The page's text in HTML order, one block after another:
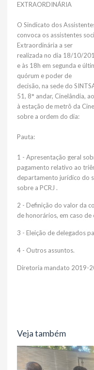
EXTRAORDINÁRIA
O Sindicato dos
convoca os assistentes
Extraordinária a ser
realizada no dia 18/10/
e às 18h em segunda e
quórum e poder de
decisão, na sede do
51, 8° andar, Cinelândia,
à estação de metrô da
sobre a ordem do dia:
Pauta:
1 - Apresentação geral
pagamento relativo ao
departamento jurídico do
sobre a PCRJ .
2 - Definição do valor da
de honorários, em caso de
3 - Eleição de delegados
4 - Outros assuntos.
Diretoria mandato 2019-
Veja também